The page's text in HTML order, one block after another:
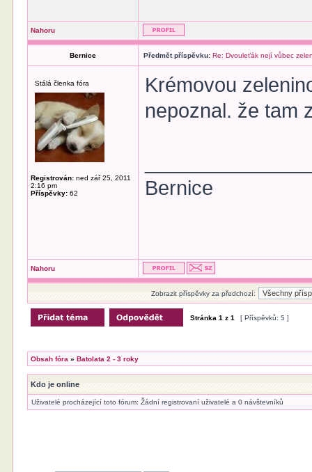
Nahoru
Bernice Předmět příspěvku: Re: Dvouleťák nejí vůbec
Stálá členka fóra
Registrován: ned zář 25, 2011
2:16 pm
Příspěvky: 62
Krémovou
nepoznal. že tam
Bernice
Nahoru
Zobrazit příspěvky za předchozí:
Stránka1 z1 [ Příspěvků: 5 ]
Obsah fóra »Batolata 2 - 3 roky
Kdo je online
Uživatelé procházející toto fórum: Žádní registrovaní uživatelé a 0 návštevníků